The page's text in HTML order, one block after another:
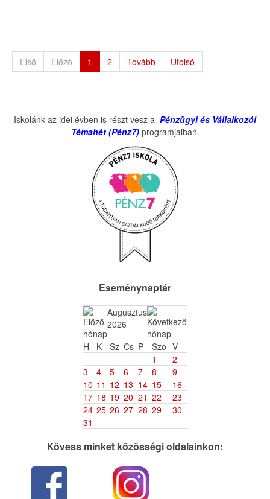
Első Előző 1 2 Tovább Utolsó
Iskolánk az idei évben is részt vesz a Pénzügyi és Vállalkozói
Témahét (Pénz7)programjaiban.
Eseménynaptár
Augusztus
2026
H
K Sz Cs P Szo V
1
2
3
4 5 6 7 8
9
10 11 12 13 14 15
16
17 18 19 20 21 22
23
24 25 26 27 28 29
30
31
Kövess minket közösségi oldalainkon: